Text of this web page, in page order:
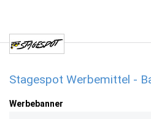
Stagespot Werbemittel -
Werbebanner